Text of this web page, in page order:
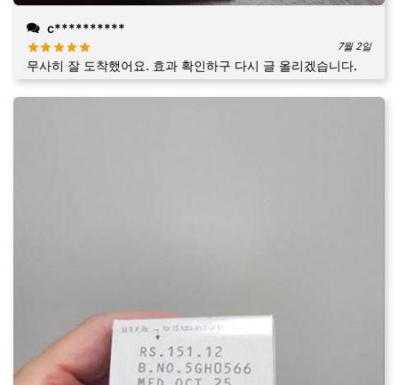
c**********
7월 2일
무사히 잘 도착했어요. 효과 확인하구 다시 글 올리겠습니다.